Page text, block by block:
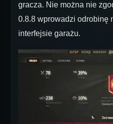
gracza. Nie można nie
0.8.8 wprowadzi odrobinę
interfejsie garażu.